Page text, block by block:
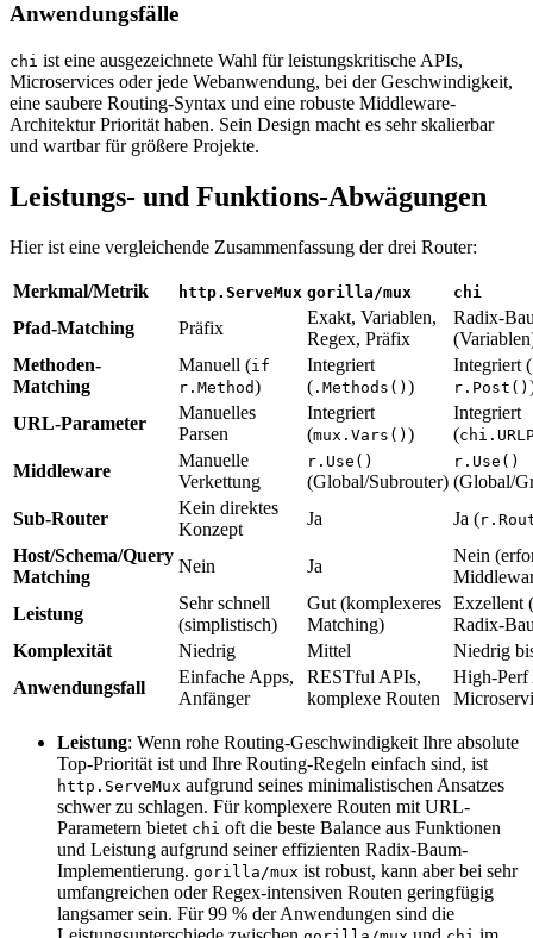
Anwendungsfälle
chi ist eine ausgezeichnete Wahl für leistungskritische APIs,
Microservices oder jede Webanwendung, bei der Geschwindigkeit,
eine saubere Routing-Syntax und eine robuste Middleware-
Architektur Priorität haben. Sein Design macht es sehr skalierbar
und wartbar für größere Projekte.
Leistungs- und Funktions-Abwägungen
Hier ist eine vergleichende Zusammenfassung der drei Router:
Merkmal/Metrik http.ServeMux gorilla/mux chi
Pfad-Matching Präfix
Exakt, Variablen,
Regex, Präfix
Radix-
Methoden-
Matching
Manuell (if
r.Method)
Integriert
( .Methods() )
Integriert (
r.Post()
URL-Parameter
Manuelles
Parsen
Integriert
(mux.Vars() )
Integriert
(
Middleware
Manuelle
Verkettung
r.Use()
(Global/Subrouter)
r.Use()
(Global/
Sub-Router
Kein direktes
Konzept
Ja Ja (
Host/Schema/Query
Matching
Nein Ja
Nein
Leistung
Sehr schnell
(simplistisch)
Gut (komplexeres
Matching)
Exzellent
Radix-
Komplexität
Niedrig Mittel
Niedrig
Anwendungsfall
Einfache Apps,
Anfänger
RESTful APIs,
komplexe Routen
High-Perf
Leistung: Wenn rohe Routing-Geschwindigkeit Ihre absolute
Top-Priorität ist und Ihre Routing-Regeln einfach sind, ist
http.ServeMux aufgrund seines minimalistischen Ansatzes
schwer zu schlagen. Für komplexere Routen mit URL-
Parametern bietet chi oft die beste Balance aus Funktionen
und Leistung aufgrund seiner effizienten Radix-Baum-
Implementierung. gorilla/mux ist robust, kann aber bei sehr
umfangreichen oder Regex-intensiven Routen geringfügig
langsamer sein. Für 99 % der Anwendungen sind die